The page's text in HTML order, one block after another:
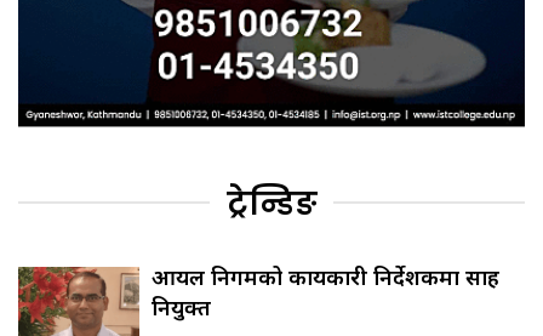
ट्रेन्डिङ
आयल निगमको कार्यकारी निर्देशकमा साह
नियुक्त